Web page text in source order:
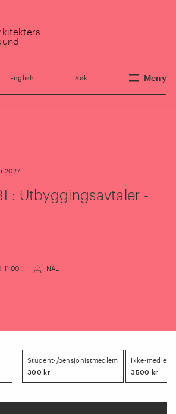
English Søk Meny
2027
Utbyggingsavtaler -
11.00 NAL
Student-/pensjonistmedlem
300 kr
Ikke-medlem
3500 kr